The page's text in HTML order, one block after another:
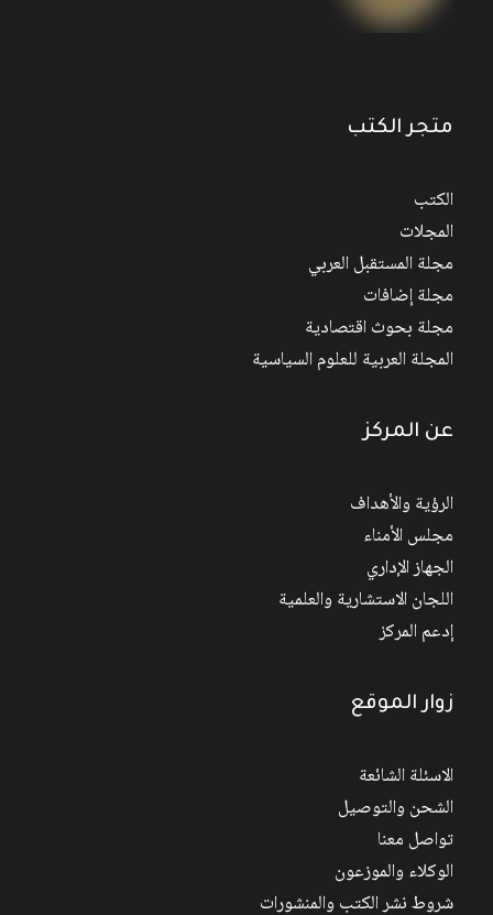
متجر الكتب
الكتب
المجلات
مجلة المستقبل العربي
مجلة إضافات
مجلة بحوث اقتصادية
المجلة العربية للعلوم السياسية
عن المركز
الرؤية والأهداف
مجلس الأمناء
الجهاز الإداري
اللجان الاستشارية والعلمية
إدعم المركز
زوار الموقع
الاسئلة الشائعة
الشحن والتوصيل
تواصل معنا
الوكلاء والموزعون
شروط نشر الكتب والمنشورات